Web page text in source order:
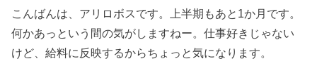
こんばんは、アリロボスです。上半期もあと1か月です。
何かあっという間の気がしますねー。仕事好きじゃない
けど、給料に反映するからちょっと気になります。